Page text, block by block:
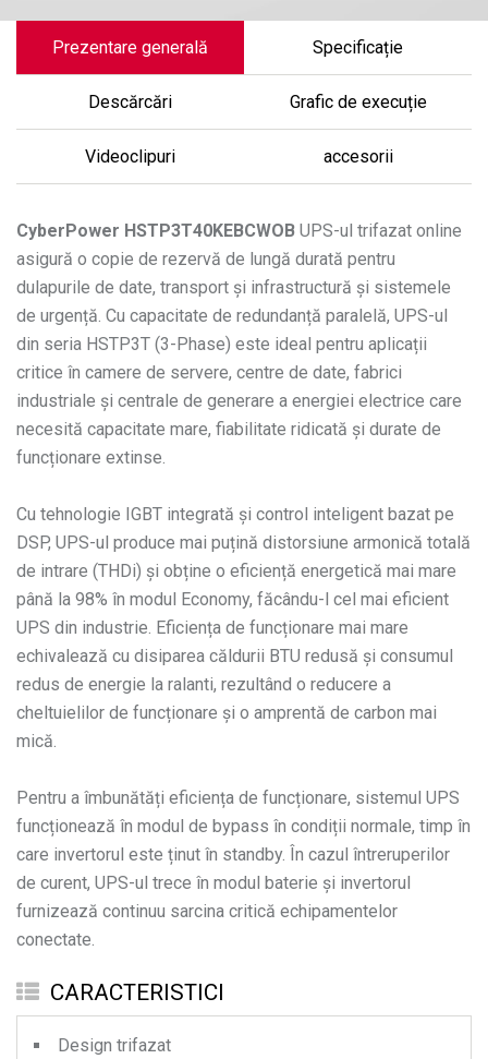
Prezentare generală Specificație
Descărcări Grafic de execuție
Videoclipuri accesorii
CyberPower HSTP3T40KEBCWOB UPS-ul trifazat online
asigură o copie de rezervă de lungă durată pentru
dulapurile de date, transport și infrastructură și sistemele
de urgență. Cu capacitate de redundanță paralelă, UPS-ul
din seria HSTP3T (3-Phase) este ideal pentru aplicații
critice în camere de servere, centre de date, fabrici
industriale și centrale de generare a energiei electrice care
necesită capacitate mare, fiabilitate ridicată și durate de
funcționare extinse.
Cu tehnologie IGBT integrată și control inteligent bazat pe
DSP, UPS-ul produce mai puțină distorsiune armonică totală
de intrare (THDi) și obține o eficiență energetică mai mare
până la 98% în modul Economy, făcându-l cel mai eficient
UPS din industrie. Eficiența de funcționare mai mare
echivalează cu disiparea căldurii BTU redusă și consumul
redus de energie la ralanti, rezultând o reducere a
cheltuielilor de funcționare și o amprentă de carbon mai
mică.
Pentru a îmbunătăți eficiența de funcționare, sistemul UPS
funcționează în modul de bypass în condiții normale, timp în
care invertorul este ținut în standby. În cazul întreruperilor
de curent, UPS-ul trece în modul baterie și invertorul
furnizează continuu sarcina critică echipamentelor
conectate.
CARACTERISTICI
Design trifazat